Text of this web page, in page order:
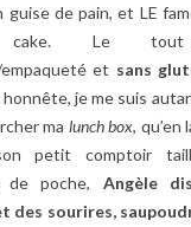
guise de pain, et LE
cake. Le tout
et sans
je me suis
ma lunch box,
petit comptoir
de poche, Angèle
des sourires,